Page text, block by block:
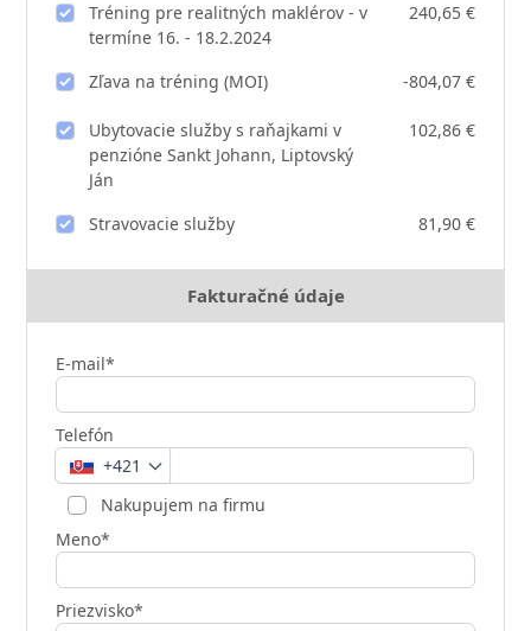
Tréning pre realitných maklérov - v
termíne 16. - 18.2.2024
240,65 €
Zľava na tréning (MOI) -804,07 €
Ubytovacie služby s raňajkami v
penzióne Sankt Johann, Liptovský
Ján
102,86 €
Stravovacie služby 81,90 €
Fakturačné údaje
E-mail*
Telefón
+421
Nakupujem na firmu
Meno*
Priezvisko*